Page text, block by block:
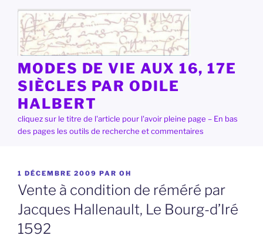
contenu
principal
MODES DE VIE AUX 16, 17E
SIÈCLES PAR ODILE
HALBERT
cliquez sur le titre de l'article pour l'avoir pleine page – En bas
des pages les outils de recherche et commentaires
PUBLIÉ
LE
1 DÉCEMBRE 2009 PAR OH
Vente à condition de réméré par
Jacques Hallenault, Le Bourg-d’Iré
1592